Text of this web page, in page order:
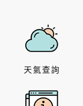
天氣查詢